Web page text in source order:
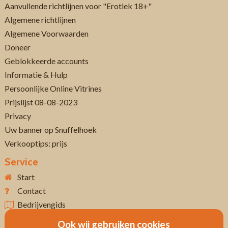
Aanvullende richtlijnen voor "Erotiek 18+"
Algemene richtlijnen
Algemene Voorwaarden
Doneer
Geblokkeerde accounts
Informatie & Hulp
Persoonlijke Online Vitrines
Prijslijst 08-08-2023
Privacy
Uw banner op Snuffelhoek
Verkooptips: prijs
Service
Start
Contact
Bedrijvengids
Ook wij gebruiken cookies